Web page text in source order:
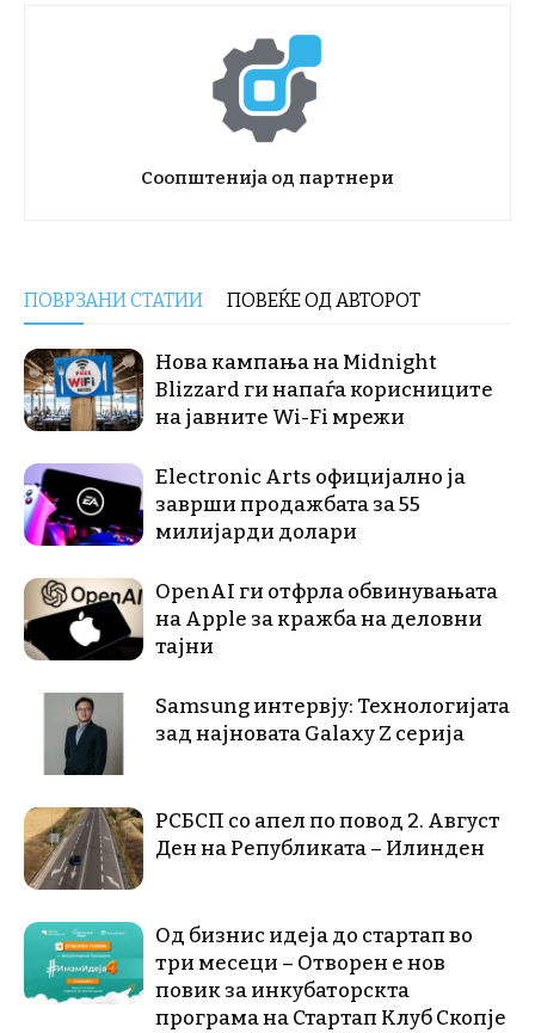
Соопштенија од партнери
ПОВРЗАНИ СТАТИИ ПОВЕЌЕ ОД АВТОРОТ
Нова кампања на Midnight
Blizzard ги напаѓа корисниците
на јавните Wi-Fi мрежи
Electronic Arts официјално ја
заврши продажбата за 55
милијарди долари
OpenAI ги отфрла обвинувањата
на Apple за кражба на деловни
тајни
Samsung интервју: Технологијата
зад најновата Galaxy Z серија
РСБСП со апел по повод 2. Август
Ден на Републиката – Илинден
Од бизнис идеја до стартап во
три месеци – Отворен е нов
повик за инкубаторскта
програма на Стартап Клуб Скопје